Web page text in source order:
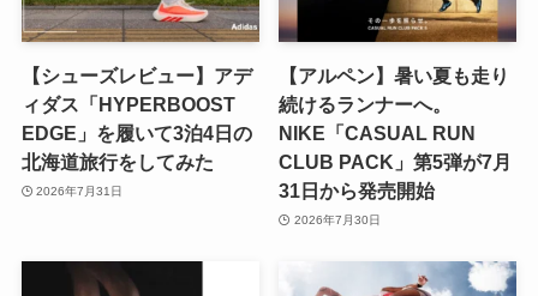
【シューズレビュー】アデ
ィダス「HYPERBOOST
EDGE」を履いて3泊4日の
北海道旅行をしてみた
2026年7月31日
【アルペン】暑い夏も走り
続けるランナーへ。
NIKE「CASUAL RUN
CLUB PACK」第5弾が7月
31日から発売開始
2026年7月30日